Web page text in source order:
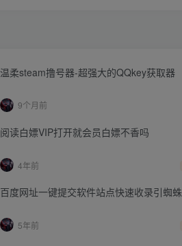
温柔steam撸号器-超强大的QQkey获取器
9个月前
阅读白嫖VIP打开就会员白嫖不香吗
4年前
百度网址一键提交软件站点快速收录引蜘蛛
5年前